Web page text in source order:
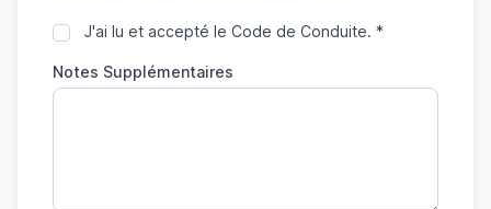
J'ai lu et accepté le Code de Conduite. *
Notes Supplémentaires